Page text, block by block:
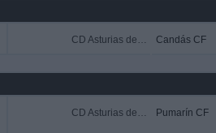
CD Asturias de Blimea Candás CF
CD Asturias de Blimea Pumarín CF